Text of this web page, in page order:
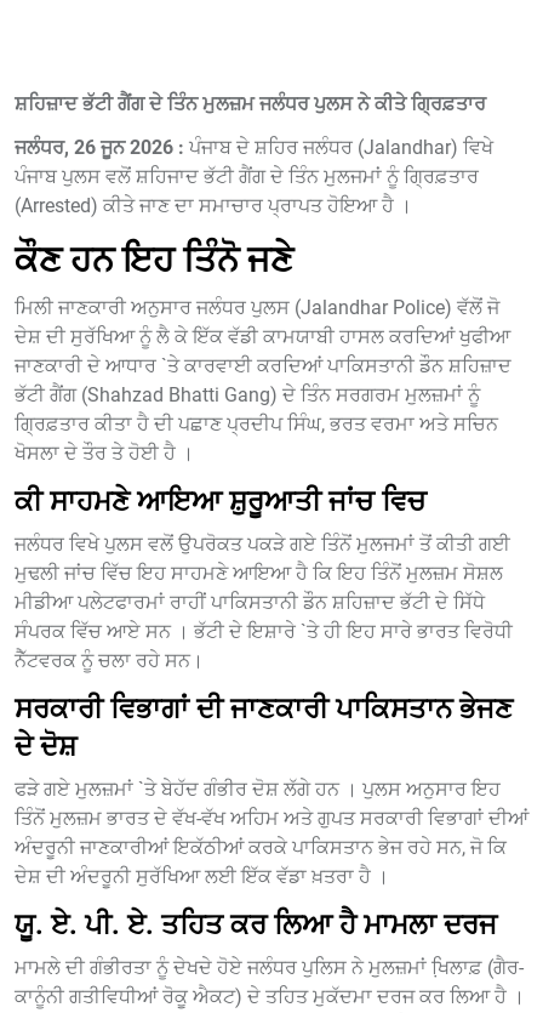
ਸ਼ਹਿਜ਼ਾਦ ਭੱਟੀ ਗੈਂਗ ਦੇ ਤਿੰਨ ਮੁਲਜ਼ਮ ਜਲੰਧਰ ਪੁਲਸ ਨੇ ਕੀਤੇ ਗ੍ਰਿਫ਼ਤਾਰ
ਜਲੰਧਰ, 26 ਜੂਨ 2026 : ਪੰਜਾਬ ਦੇ ਸ਼ਹਿਰ ਜਲੰਧਰ (Jalandhar) ਵਿਖੇ
ਪੰਜਾਬ ਪੁਲਸ ਵਲੋਂ ਸ਼ਹਿਜਾਦ ਭੱਟੀ ਗੈਂਗ ਦੇ ਤਿੰਨ ਮੁਲਜਮਾਂ ਨੂੰ ਗ੍ਰਿਫ਼ਤਾਰ
(Arrested) ਕੀਤੇ ਜਾਣ ਦਾ ਸਮਾਚਾਰ ਪ੍ਰਾਪਤ ਹੋਇਆ ਹੈ ।
ਕੌਣ ਹਨ ਇਹ ਤਿੰਨੋ ਜਣੇ
ਮਿਲੀ ਜਾਣਕਾਰੀ ਅਨੁਸਾਰ ਜਲੰਧਰ ਪੁਲਸ (Jalandhar Police) ਵੱਲੋਂ ਜੋ
ਦੇਸ਼ ਦੀ ਸੁਰੱਖਿਆ ਨੂੰ ਲੈ ਕੇ ਇੱਕ ਵੱਡੀ ਕਾਮਯਾਬੀ ਹਾਸਲ ਕਰਦਿਆਂ ਖੁਫੀਆ
ਜਾਣਕਾਰੀ ਦੇ ਆਧਾਰ `ਤੇ ਕਾਰਵਾਈ ਕਰਦਿਆਂ ਪਾਕਿਸਤਾਨੀ ਡੌਨ ਸ਼ਹਿਜ਼ਾਦ
ਭੱਟੀ ਗੈਂਗ (Shahzad Bhatti Gang) ਦੇ ਤਿੰਨ ਸਰਗਰਮ ਮੁਲਜ਼ਮਾਂ ਨੂੰ
ਗ੍ਰਿਫ਼ਤਾਰ ਕੀਤਾ ਹੈ ਦੀ ਪਛਾਣ ਪ੍ਰਦੀਪ ਸਿੰਘ, ਭਰਤ ਵਰਮਾ ਅਤੇ ਸਚਿਨ
ਖੋਸਲਾ ਦੇ ਤੌਰ ਤੇ ਹੋਈ ਹੈ ।
ਕੀ ਸਾਹਮਣੇ ਆਇਆ ਸ਼ੁਰੂਆਤੀ ਜਾਂਚ ਵਿਚ
ਜਲੰਧਰ ਵਿਖੇ ਪੁਲਸ ਵਲੋਂ ਉਪਰੋਕਤ ਪਕੜੇ ਗਏ ਤਿੰਨੋਂ ਮੁਲਜਮਾਂ ਤੋਂ ਕੀਤੀ ਗਈ
ਮੁਢਲੀ ਜਾਂਚ ਵਿੱਚ ਇਹ ਸਾਹਮਣੇ ਆਇਆ ਹੈ ਕਿ ਇਹ ਤਿੰਨੋਂ ਮੁਲਜ਼ਮ ਸੋਸ਼ਲ
ਮੀਡੀਆ ਪਲੇਟਫਾਰਮਾਂ ਰਾਹੀਂ ਪਾਕਿਸਤਾਨੀ ਡੌਨ ਸ਼ਹਿਜ਼ਾਦ ਭੱਟੀ ਦੇ ਸਿੱਧੇ
ਸੰਪਰਕ ਵਿੱਚ ਆਏ ਸਨ । ਭੱਟੀ ਦੇ ਇਸ਼ਾਰੇ `ਤੇ ਹੀ ਇਹ ਸਾਰੇ ਭਾਰਤ ਵਿਰੋਧੀ
ਨੈੱਟਵਰਕ ਨੂੰ ਚਲਾ ਰਹੇ ਸਨ।
ਸਰਕਾਰੀ ਵਿਭਾਗਾਂ ਦੀ ਜਾਣਕਾਰੀ ਪਾਕਿਸਤਾਨ ਭੇਜਣ
ਦੇ ਦੋਸ਼
ਫੜੇ ਗਏ ਮੁਲਜ਼ਮਾਂ `ਤੇ ਬੇਹੱਦ ਗੰਭੀਰ ਦੋਸ਼ ਲੱਗੇ ਹਨ । ਪੁਲਸ ਅਨੁਸਾਰ ਇਹ
ਤਿੰਨੋਂ ਮੁਲਜ਼ਮ ਭਾਰਤ ਦੇ ਵੱਖ-ਵੱਖ ਅਹਿਮ ਅਤੇ ਗੁਪਤ ਸਰਕਾਰੀ ਵਿਭਾਗਾਂ ਦੀਆਂ
ਅੰਦਰੂਨੀ ਜਾਣਕਾਰੀਆਂ ਇਕੱਠੀਆਂ ਕਰਕੇ ਪਾਕਿਸਤਾਨ ਭੇਜ ਰਹੇ ਸਨ, ਜੋ ਕਿ
ਦੇਸ਼ ਦੀ ਅੰਦਰੂਨੀ ਸੁਰੱਖਿਆ ਲਈ ਇੱਕ ਵੱਡਾ ਖ਼ਤਰਾ ਹੈ ।
ਯੂ. ਏ. ਪੀ. ਏ. ਤਹਿਤ ਕਰ ਲਿਆ ਹੈ ਮਾਮਲਾ ਦਰਜ
ਮਾਮਲੇ ਦੀ ਗੰਭੀਰਤਾ ਨੂੰ ਦੇਖਦੇ ਹੋਏ ਜਲੰਧਰ ਪੁਲਿਸ ਨੇ ਮੁਲਜ਼ਮਾਂ ਖਿ਼ਲਾਫ਼ (ਗੈਰ-
ਕਾਨੂੰਨੀ ਗਤੀਵਿਧੀਆਂ ਰੋਕੂ ਐਕਟ) ਦੇ ਤਹਿਤ ਮੁਕੱਦਮਾ ਦਰਜ ਕਰ ਲਿਆ ਹੈ ।